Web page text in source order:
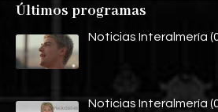
Últimos programas
Noticias Interalmería
Noticias Interalmería